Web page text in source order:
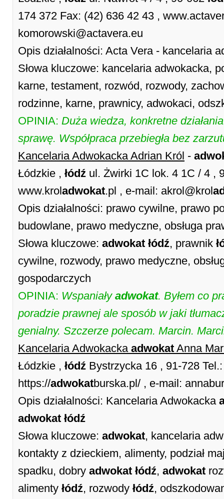
174 372 Fax: (42) 636 42 43 ,
komorowski@actavera.eu
Opis działalności: Acta Vera - kancelaria
Słowa kluczowe: kancelaria adwokacka,
karne, testament, rozwód, rozwody,
rodzinne, karne, prawnicy, adwokaci,
OPINIA: Duża wiedza, konkretne
sprawę. Współpraca przebiegła bez
Kancelaria Adwokacka Adrian Król -
Łódzkie , łódź ul. Żwirki 1C lok. 4 1C / 4 ,
www.kroladwokat.pl , e-mail: akrol@krol
Opis działalności: prawo cywilne, prawo
budowlane, prawo medyczne, obsługa
Słowa kluczowe: adwokat łódź, prawnik
cywilne, rozwody, prawo medyczne,
gospodarczych
OPINIA: Wspaniały adwokat. Byłem co
poradzie prawnej ale sposób w jaki
genialny. Szczerze polecam. Marcin.
Kancelaria Adwokacka adwokat Anna
Łódzkie , łódź Bystrzycka 16 , 91-728
https://adwokatburska.pl/ , e-mail:
Opis działalności: Kancelaria Adwokacka
adwokat łódź
Słowa kluczowe: adwokat, kancelaria
kontakty z dzieckiem, alimenty, podział
spadku, dobry adwokat łódź, adwokat
alimenty łódź, rozwody łódź,